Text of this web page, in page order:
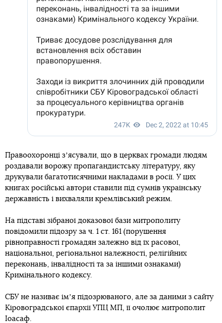
Правоохоронці зʼясували, що в церквах громади людям
роздавали ворожу пропагандистську літературу, яку
друкували багатотисячними накладами в росії. У цих
книгах російські автори ставили під сумнів українську
державність і вихваляли кремлівський режим.
На підставі зібраної доказової бази митрополиту
повідомили підозру за ч. 1 ст. 161 (порушення
рівноправності громадян залежно від їх расової,
національної, регіональної належності, релігійних
переконань, інвалідності та за іншими ознаками)
Кримінального кодексу.
СБУ не називає імʼя підозрюваного, але за даними з сайту
Кіровоградської єпархії УПЦ МП, її очолює митрополит
Іоасаф.